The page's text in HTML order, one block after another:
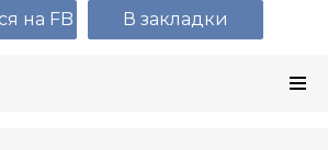
на FB В закладки